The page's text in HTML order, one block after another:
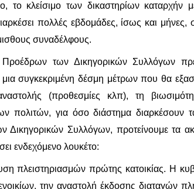
κλείσιμο των δικαστηρίων καταρχήν
πολλές εβδομάδες, ίσως και μήνες,
συναδέλφους.
των Δικηγορικών Συλλόγων
συγκεκριμένη δέσμη μέτρων που θα
(προθεσμίες κλπ), τη
πολιτών, για όσο διάστημα διαρκέσουν
Δικηγορικών Συλλόγων, προτείνουμε τα
ενδεχόμενο λουκέτο:
πλειστηριασμών πρώτης κατοικίας. Η
την αναστολή έκδοσης διαταγών